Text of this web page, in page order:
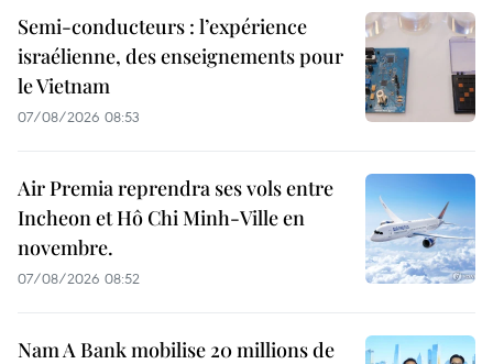
Semi-conducteurs : l’expérience
israélienne, des enseignements pour
le Vietnam
07/08/2026 08:53
Air Premia reprendra ses vols entre
Incheon et Hô Chi Minh-Ville en
novembre.
07/08/2026 08:52
Nam A Bank mobilise 20 millions de